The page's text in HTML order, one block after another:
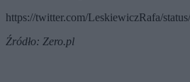
https://twitter.com/LeskiewiczRafa/
Źródło: Zero.pl